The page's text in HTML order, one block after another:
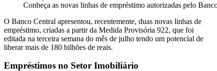
Conheça as novas linhas de empréstimo autorizadas pelo
O Banco Central apresentou, recentemente, duas novas linhas de
empréstimo, criadas a partir da Medida Provisória 922, que foi
editada na terceira semana do mês de julho tendo um potencial de
liberar mais de 180 bilhões de reais.
Empréstimos no Setor Imobiliário